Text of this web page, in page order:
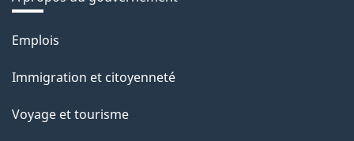
Thèmes
sujets
Emplois
Immigration et citoyenneté
Voyage et tourisme